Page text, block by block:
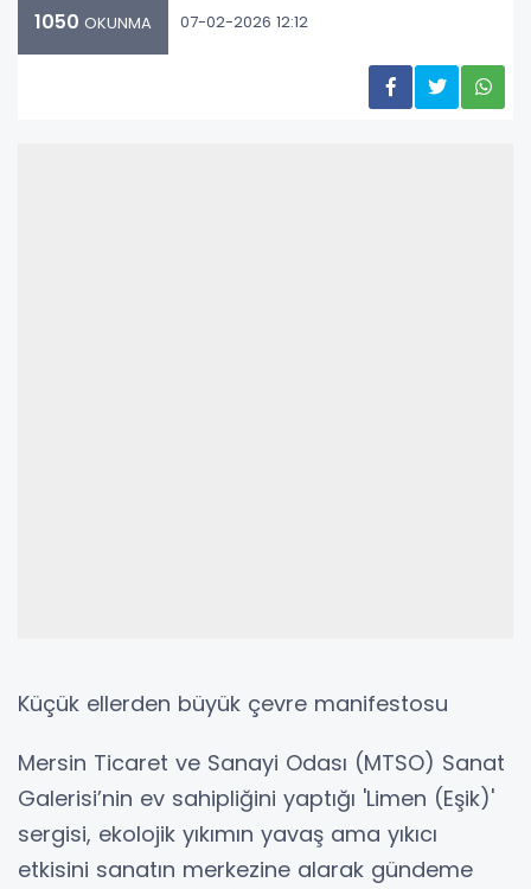
1050 OKUNMA 07-02-2026 12:12
Küçük ellerden büyük çevre manifestosu
Mersin Ticaret ve Sanayi Odası (MTSO) Sanat
Galerisi’nin ev sahipliğini yaptığı 'Limen (Eşik)'
sergisi, ekolojik yıkımın yavaş ama yıkıcı
etkisini sanatın merkezine alarak gündeme